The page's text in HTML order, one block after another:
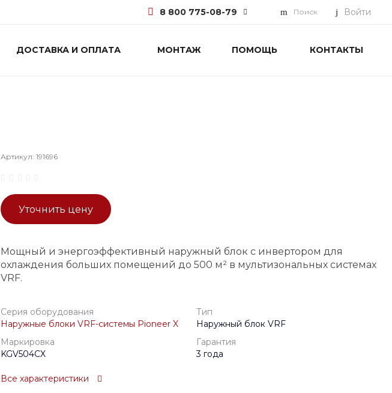
8 800 775-08-79 Поиск Войти
ДОСТАВКА И ОПЛАТА МОНТАЖ ПОМОЩЬ КОНТАКТЫ
Артикул: 191696
Уточнить цену
Мощный и энергоэффективный наружный блок с инвертором для
охлаждения больших помещений до 500 м² в мультизональных системах
VRF.
Серия оборудования
Наружные блоки VRF-системы Pioneer X
Тип
Наружный блок VRF
Маркировка
KGV504CX
Гарантия
3 года
Все характеристики